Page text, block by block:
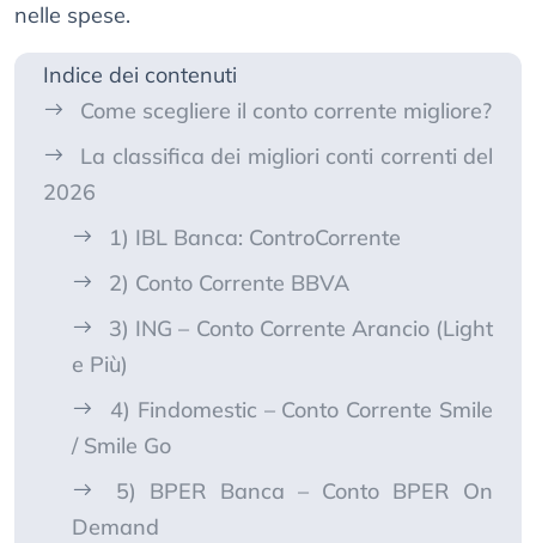
nelle spese.
Indice dei contenuti
Come scegliere il conto corrente migliore?
La classifica dei migliori conti correnti del
2026
1) IBL Banca: ControCorrente
2) Conto Corrente BBVA
3) ING – Conto Corrente Arancio (Light
e Più)
4) Findomestic – Conto Corrente Smile
/ Smile Go
5) BPER Banca – Conto BPER On
Demand